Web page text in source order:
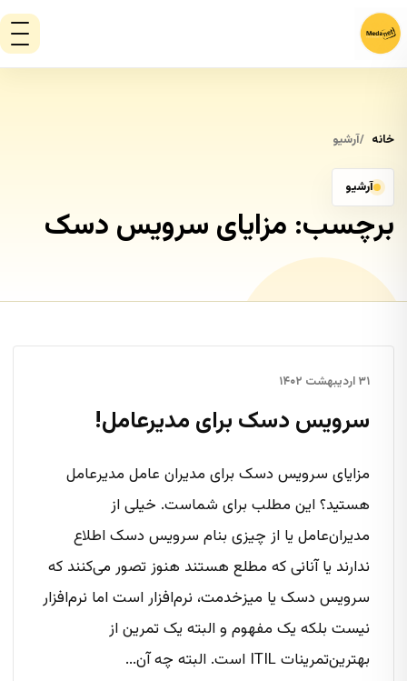
خانه آرشیو
آرشیو
برچسب: مزایای سرویس دسک
۳۱ اردیبهشت ۱۴۰۲
سرویس دسک برای مدیرعامل‌!
مزایای سرویس دسک برای مدیران عامل مدیرعامل
هستید؟ این مطلب برای شماست. خیلی از
مدیران‌عامل یا از چیزی بنام سرویس دسک اطلاع
ندارند یا آنانی که مطلع هستند هنوز تصور می‌کنند که
سرویس دسک یا میزخدمت، نرم‌افزار است اما نرم‌افزار
نیست بلکه یک مفهوم و البته یک تمرین از
بهترین‌تمرینات ITIL است. البته چه آن...